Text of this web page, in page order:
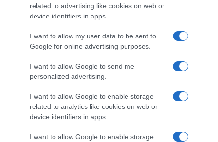
related to advertising like cookies on web or
device identifiers in apps.
I want to allow my user data to be sent to
Google for online advertising purposes.
I want to allow Google to send me
personalized advertising.
I want to allow Google to enable storage
related to analytics like cookies on web or
device identifiers in apps.
I want to allow Google to enable storage
Brentolie daalt naar 91,82 dollar: een week van teruggang in
grondstoffen